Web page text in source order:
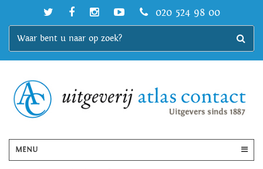
020 524 98 00
MENU